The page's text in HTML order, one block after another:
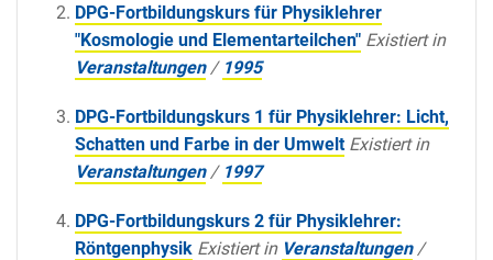
DPG-Fortbildungskurs für Physiklehrer
"Kosmologie und Elementarteilchen" Existiert in
Veranstaltungen / 1995
DPG-Fortbildungskurs 1 für Physiklehrer: Licht,
Schatten und Farbe in der Umwelt Existiert in
Veranstaltungen / 1997
DPG-Fortbildungskurs 2 für Physiklehrer:
Röntgenphysik Existiert in Veranstaltungen /